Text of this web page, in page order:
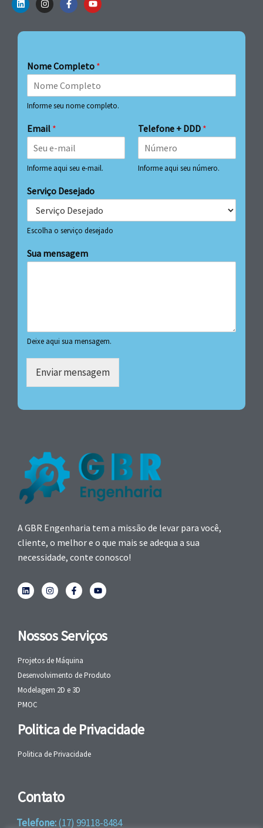
Nome Completo *
Informe seu nome completo.
Email *
Informe aqui seu e-mail.
Telefone + DDD *
Informe aqui seu número.
Serviço Desejado
Escolha o serviço desejado
Sua mensagem
Deixe aqui sua mensagem.
Enviar mensagem
A GBR Engenharia tem a missão de levar para você,
cliente, o melhor e o que mais se adequa a sua
necessidade, conte conosco!
Nossos Serviços
Projetos de Máquina
Desenvolvimento de Produto
Modelagem 2D e 3D
PMOC
Politica de Privacidade
Politica de Privacidade
Contato
Telefone:(17) 99118-8484